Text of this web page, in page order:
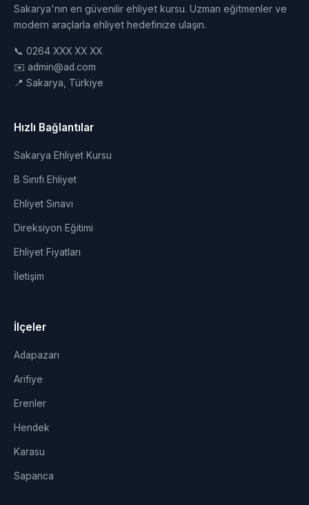
Sakarya'nın en güvenilir ehliyet kursu. Uzman eğitmenler ve
modern araçlarla ehliyet hedefinize ulaşın.
📞 0264 XXX XX XX
✉️ admin@ad.com
📍 Sakarya, Türkiye
Hızlı Bağlantılar
Sakarya Ehliyet Kursu
B Sınıfı Ehliyet
Ehliyet Sınavı
Direksiyon Eğitimi
Ehliyet Fiyatları
İletişim
İlçeler
Adapazarı
Arifiye
Erenler
Hendek
Karasu
Sapanca